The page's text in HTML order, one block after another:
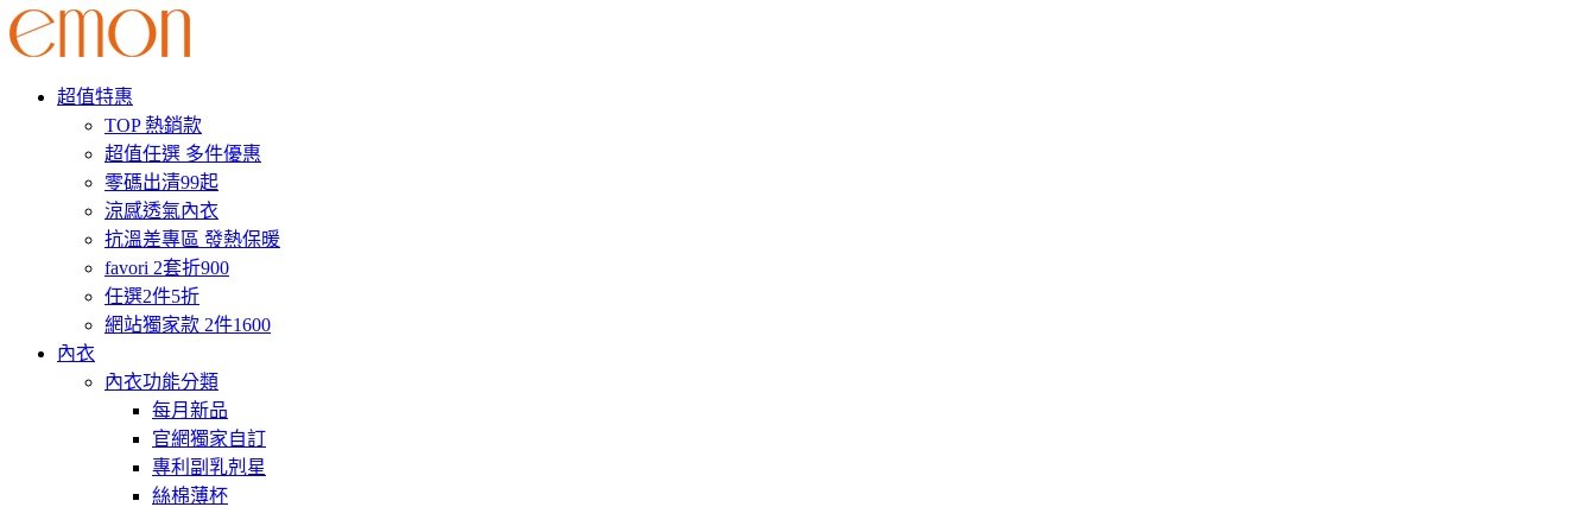
超值特惠
TOP 熱銷款
超值任選 多件優惠
零碼出清99起
涼感透氣內衣
抗溫差專區 發熱保暖
favori 2套折900
任選2件5折
網站獨家款 2件1600
內衣
內衣功能分類
每月新品
官網獨家自訂
專利副乳剋星
絲棉薄杯